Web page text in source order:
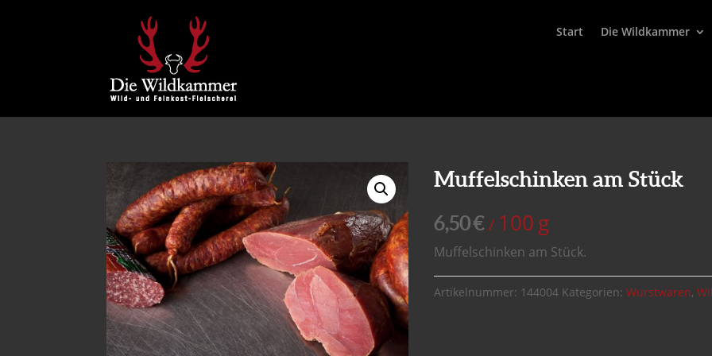
Start Die Wildkammer
Muffelschinken am Stück
6,50€/ 100g
Muffelschinken am Stück.
Artikelnummer: 144004 Kategorien:Wurstwaren,